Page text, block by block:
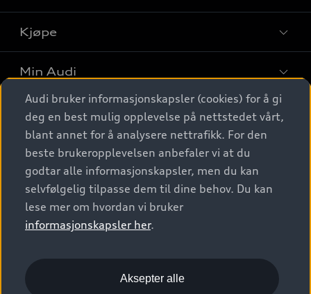
Finn din Audi
Sammenlign bilmodeller
Elbiler
SUV
Stasjonsvogn
Sportback
S/RS
Konseptbiler og prototyper
Kjøpe
Kjøpshjelp
Biler på lager
Finn forhandler
Bestill prøvekjøring
Kontakt forhandler
Bilgarantier
Min Audi
Behold nybilfølelsen
Audi Originalt tilbehør
Verkstedtjenester
Digitale tjenester
Audi digitale tjenester
Audi connect
Functions on demand
Kom i gang med myAudi
Audi Norge
Kundeservice
Audi Driving Experience
© 2026 AUDI NORGE. All Rights Reserved.
Imprint
Audi bruker informasjonskapsler (cookies) for å gi
deg en best mulig opplevelse på nettstedet vårt,
blant annet for å analysere nettrafikk. For den
beste brukeropplevelsen anbefaler vi at du
godtar alle informasjonskapsler, men du kan
selvfølgelig tilpasse dem til dine behov. Du kan
lese mer om hvordan vi bruker
informasjonskapsler her.
Aksepter alle